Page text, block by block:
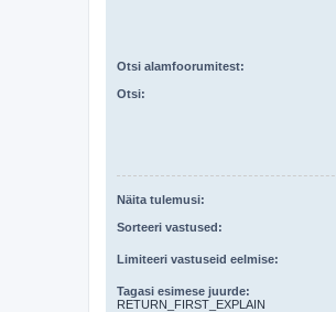
Otsi alamfoorumitest:
Otsi:
Näita tulemusi:
Sorteeri vastused:
Limiteeri vastuseid eelmise:
Tagasi esimese juurde:
RETURN_FIRST_EXPLAIN